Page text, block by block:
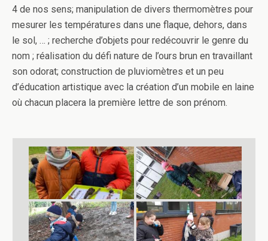
4 de nos sens; manipulation de divers thermomètres pour
mesurer les températures dans une flaque, dehors, dans
le sol, … ; recherche d’objets pour redécouvrir le genre du
nom ; réalisation du défi nature de l’ours brun en travaillant
son odorat; construction de pluviomètres et un peu
d’éducation artistique avec la création d’un mobile en laine
où chacun placera la première lettre de son prénom.